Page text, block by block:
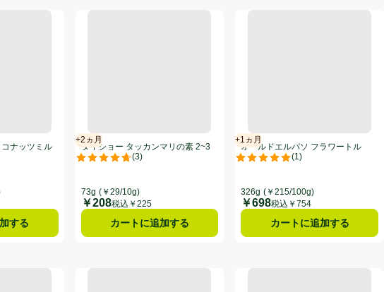
ココナッツミルク 330ml
証：2ヵ月
で5点中5.0点。
ナッツミル
する
ダイショー タッカンマリの素 2~3人前(73g)
+2ヵ月
賞味・消費期限保証：2ヵ月
(3)
評価は3件のレビューで5点中4.7点。
ダイショー タッカンマリの素 2~3
人前(73g)
73g (￥29/10g)
価格
￥208税込￥225
カートに追加する
オールドエルパソ フラワート
+1ヵ月
賞味・消費期限保証：1ヵ月
(1)
評価は1件のレビューで5点中5.0
オールドエルパソ フラワートル
ティーヤ 8枚入
326g (￥215/100g)
価格
￥698税込￥754
カートに追加する
アルペンザルツ 岩塩 250g 天長食品工業 アンチョビフィ